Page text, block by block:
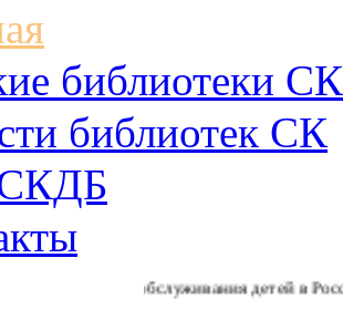
библиотеки СК
библиотек СК
обслуживания детей в